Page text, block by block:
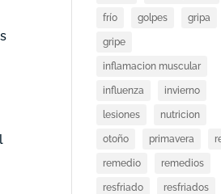
frío golpes gripa
gripe
inflamacion muscular
influenza invierno
lesiones nutricion
otoño primavera
remedio remedios
resfriado resfriados